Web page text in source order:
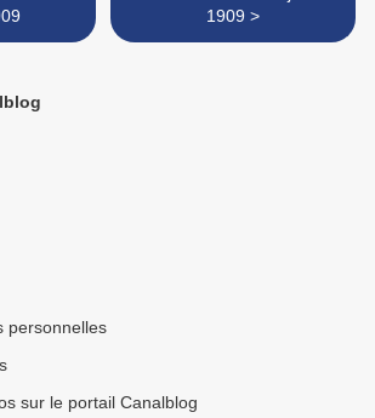
1909 >
personnelles
sur le portail Canalblog